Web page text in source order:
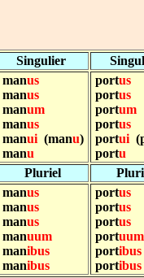
Singulier
manus
manus
manum
manus
manui (manu)
manu
portus
portus
portum
portus
portui
portu
Pluriel
manus
manus
manus
manuum
manibus
manibus
portus
portus
portus
portuum
portibus
portibus